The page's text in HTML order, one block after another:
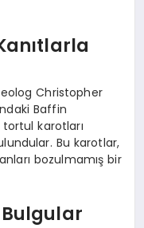
Christopher
Baffin
tortul karotları
Bu karotlar,
bozulmamış bir